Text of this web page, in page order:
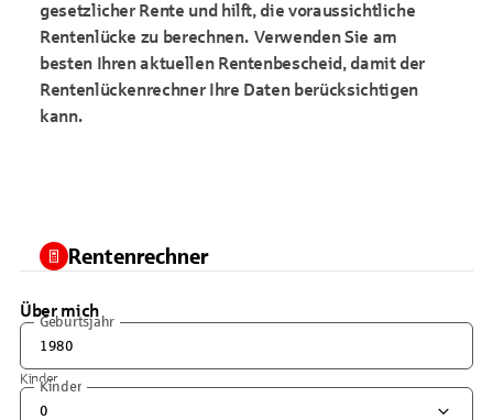
gesetzlicher Rente und hilft, die voraussichtliche
Rentenlücke zu berechnen. Verwenden Sie am
besten Ihren aktuellen Rentenbescheid, damit der
Rentenlückenrechner Ihre Daten berücksichtigen
kann.
Rentenrechner
Über mich
Geburtsjahr
KinderKinder
0